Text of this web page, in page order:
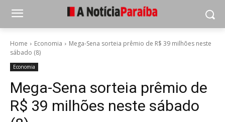
Home Economia
Mega-Sena sorteia prêmio de R$ 39 milhões neste
sábado (8)
Economia
Mega-Sena sorteia prêmio de
R$ 39 milhões neste sábado